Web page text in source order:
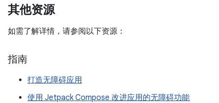
其他资源
如需了解详情，请参阅以下资源：
指南
打造无障碍应用
使用 Jetpack Compose 改进应用的无障碍功能